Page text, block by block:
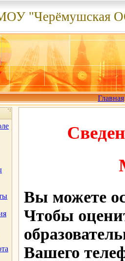
"Черёмушская
Главная
Вы можете
Чтобы
Вашего